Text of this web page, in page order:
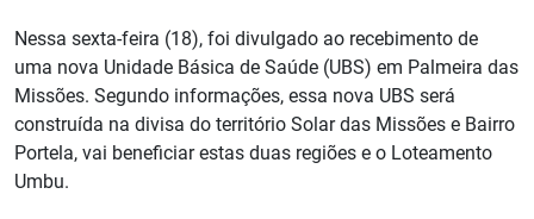
Nessa sexta-feira (18), foi divulgado ao recebimento de
uma nova Unidade Básica de Saúde (UBS) em Palmeira das
Missões. Segundo informações, essa nova UBS será
construída na divisa do território Solar das Missões e Bairro
Portela, vai beneficiar estas duas regiões e o Loteamento
Umbu.